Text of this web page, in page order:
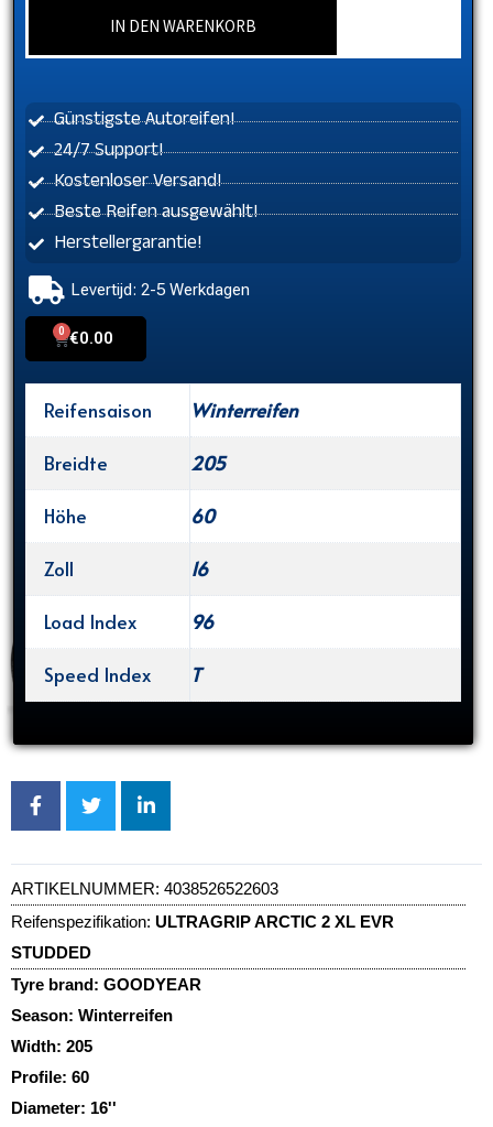
IN DEN WARENKORB
Günstigste Autoreifen!
24/7 Support!
Kostenloser Versand!
Beste Reifen ausgewählt!
Herstellergarantie!
Levertijd: 2-5 Werkdagen
€0.00
0
Cart
Reifensaison
Winterreifen
Breidte
205
Höhe
60
Zoll
16
Load Index
96
Speed Index
T
ARTIKELNUMMER: 4038526522603
Reifenspezifikation: ULTRAGRIP ARCTIC 2 XL EVR
STUDDED
Tyre brand: GOODYEAR
Season: Winterreifen
Width: 205
Profile: 60
Diameter: 16''